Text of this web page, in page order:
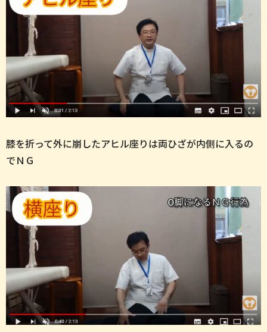
膝を折って外に崩したアヒル座りは両ひざが内側に入るの
でＮＧ